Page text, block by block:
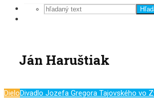
Ján Haruštiak
DieloDivadlo Jozefa Gregora Tajovského vo